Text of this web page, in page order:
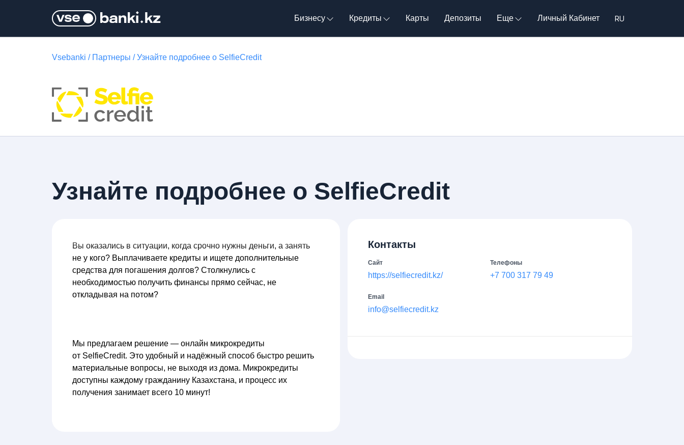
Бизнесу Кредиты Карты Депозиты Еще Личный Кабинет
Vsebanki / Партнеры /Узнайте подробнее о SelfieCredit
Узнайте подробнее о SelfieCredit
Вы оказались в ситуации, когда срочно нужны деньги, а занять
не у кого? Выплачиваете кредиты и ищете дополнительные
средства для погашения долгов? Столкнулись с
необходимостью получить финансы прямо сейчас, не
откладывая на потом?
Мы предлагаем решение — онлайн микрокредиты
от SelfieCredit. Это удобный и надёжный способ быстро решить
материальные вопросы, не выходя из дома. Микрокредиты
доступны каждому гражданину Казахстана, и процесс их
получения занимает всего 10 минут!
Контакты
Сайт
https://selfiecredit.kz/
Телефоны
+7 700 317 79 49
Email
info@selfiecredit.kz